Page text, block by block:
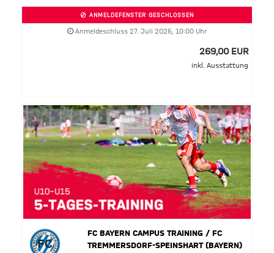
ANMELDEFENSTER GESCHLOSSEN
Anmeldeschluss 27. Juli 2026, 10:00 Uhr
269,00 EUR
inkl. Ausstattung
FC BAYERN CAMPUS TRAINING / FC
TREMMERSDORF-SPEINSHART (BAYERN)